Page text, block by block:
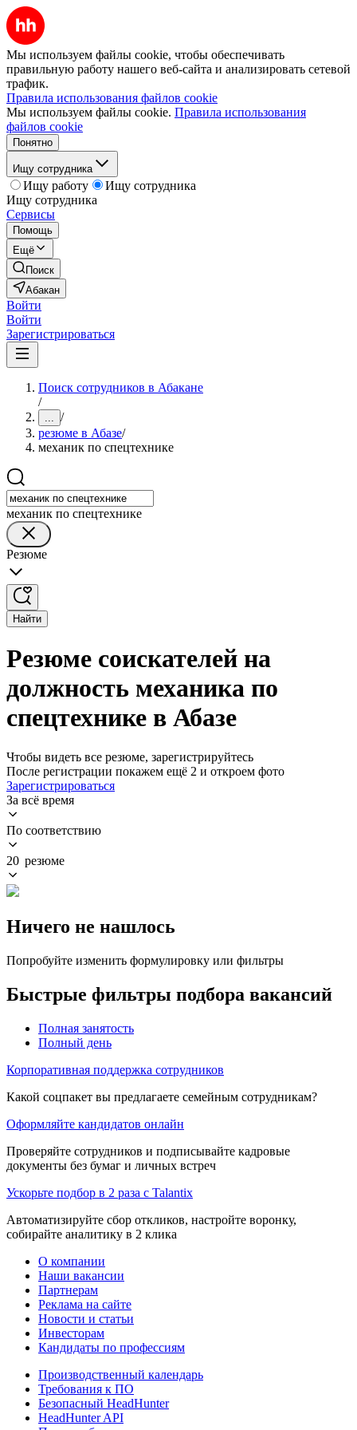
Мы используем файлы cookie, чтобы обеспечивать
правильную работу нашего веб-сайта и анализировать сетевой
трафик.
Правила использования файлов cookie
Мы используем файлы cookie. Правила использования
файлов cookie
Понятно
Ищу сотрудника
Ищу работу
Ищу сотрудника
Ищу сотрудника
Сервисы
Помощь
Ещё
Поиск
Абакан
Войти
Войти
Зарегистрироваться
Поиск сотрудников в Абакане
/
... /
резюме в Абазе/
механик по спецтехнике
механик по спецтехнике
Резюме
Найти
Резюме соискателей на
должность механика по
спецтехнике в Абазе
Чтобы видеть все резюме, зарегистрируйтесь
После регистрации покажем ещё 2 и откроем фото
Зарегистрироваться
За всё время
По соответствию
20 резюме
Ничего не нашлось
Попробуйте изменить формулировку или фильтры
Быстрые фильтры подбора вакансий
Полная занятость
Полный день
Корпоративная поддержка сотрудников
Какой соцпакет вы предлагаете семейным сотрудникам?
Оформляйте кандидатов онлайн
Проверяйте сотрудников и подписывайте кадровые
документы без бумаг и личных встреч
Ускорьте подбор в 2 раза с Talantix
Автоматизируйте сбор откликов, настройте воронку,
собирайте аналитику в 2 клика
О компании
Наши вакансии
Партнерам
Реклама на сайте
Новости и статьи
Инвесторам
Кандидаты по профессиям
Производственный календарь
Требования к ПО
Безопасный HeadHunter
HeadHunter API